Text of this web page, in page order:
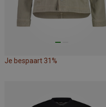
Je bespaart 31%